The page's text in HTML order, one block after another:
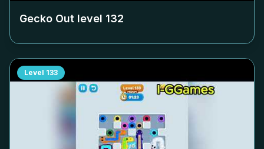
Gecko Out level 132
Level 133